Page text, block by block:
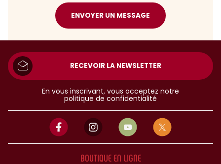
ENVOYER UN MESSAGE
RECEVOIR LA NEWSLETTER
En vous inscrivant, vous acceptez notre
politique de confidentialité
BOUTIQUE EN LIGNE